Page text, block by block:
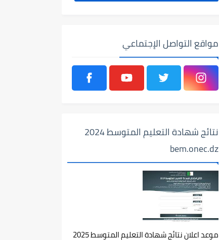
مواقع التواصل الإجتماعي
نتائج شهادة التعليم المتوسط 2024
bem.onec.dz
موعد اعلان نتائج شهادة التعليم المتوسط 2025